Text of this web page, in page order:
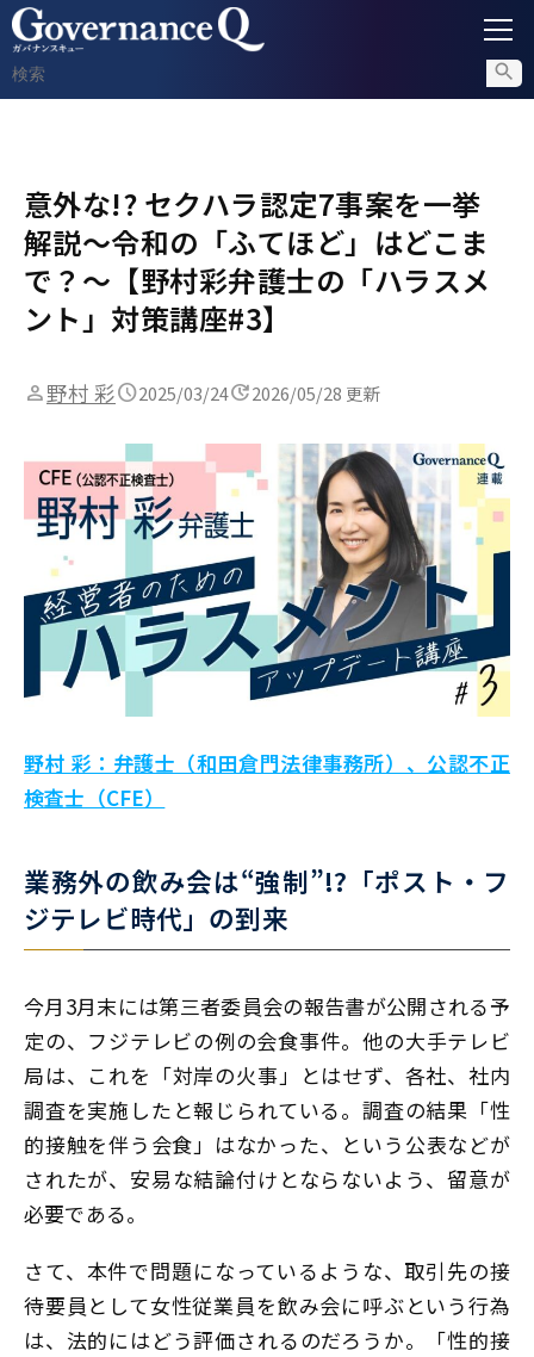
内部通報
コンプライアンス調査
不正対策
セミナー情報
意外な!? セクハラ認定7事案を一挙
解説～令和の「ふてほど」はどこま
で？～【野村彩弁護士の「ハラスメ
ント」対策講座#3】
野村 彩 2025/03/24 2026/05/28 更新
野村 彩：弁護士（和田倉門法律事務所）、公認不正
検査士（CFE）
業務外の飲み会は“強制”!?「ポスト・フ
ジテレビ時代」の到来
今月3月末には第三者委員会の報告書が公開される予
定の、フジテレビの例の会食事件。他の大手テレビ
局は、これを「対岸の火事」とはせず、各社、社内
調査を実施したと報じられている。調査の結果「性
的接触を伴う会食」はなかった、という公表などが
されたが、安易な結論付けとならないよう、留意が
必要である。
さて、本件で問題になっているような、取引先の接
待要員として女性従業員を飲み会に呼ぶという行為
は、法的にはどう評価されるのだろうか。「性的接